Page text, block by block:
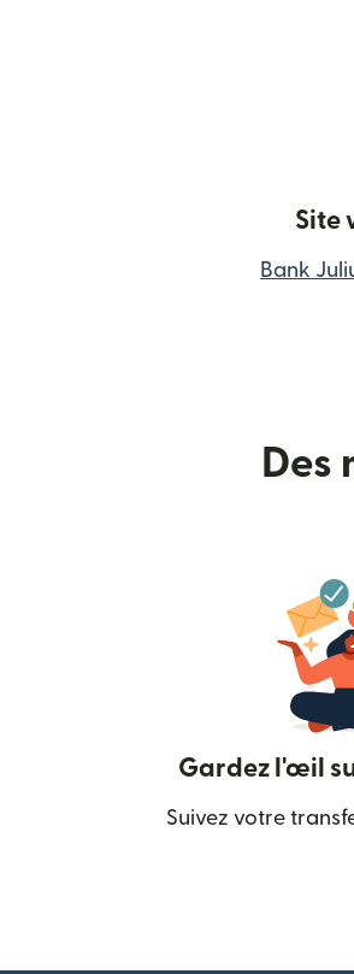
Site
Bank
Des
Gardez l'œil
Suivez votre